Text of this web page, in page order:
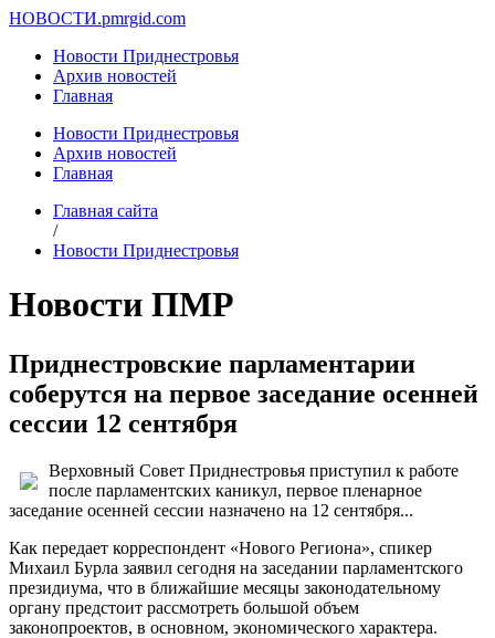
НОВОСТИ.pmrgid.com
Новости Приднестровья
Архив новостей
Главная
Новости Приднестровья
Архив новостей
Главная
Главная сайта
/
Новости Приднестровья
Новости ПМР
Приднестровские парламентарии
соберутся на первое заседание осенней
сессии 12 сентября
Верховный Совет Приднестровья приступил к работе
после парламентских каникул, первое пленарное
заседание осенней сессии назначено на 12 сентября...
Как передает корреспондент «Нового Региона», спикер
Михаил Бурла заявил сегодня на заседании парламентского
президиума, что в ближайшие месяцы законодательному
органу предстоит рассмотреть большой объем
законопроектов, в основном, экономического характера.